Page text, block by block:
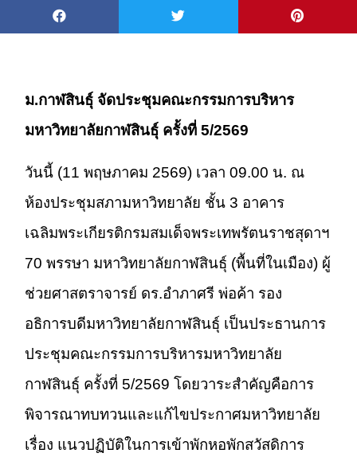
ม.กาฬสินธุ์ จัดประชุมคณะกรรมการบริหาร
มหาวิทยาลัยกาฬสินธุ์ ครั้งที่ 5/2569
วันนี้ (11 พฤษภาคม 2569) เวลา 09.00 น. ณ
ห้องประชุมสภามหาวิทยาลัย ชั้น 3 อาคาร
เฉลิมพระเกียรติกรมสมเด็จพระเทพรัตนราชสุดาฯ
70 พรรษา มหาวิทยาลัยกาฬสินธุ์ (พื้นที่ในเมือง) ผู้
ช่วยศาสตราจารย์ ดร.อำภาศรี พ่อค้า รอง
อธิการบดีมหาวิทยาลัยกาฬสินธุ์ เป็นประธานการ
ประชุมคณะกรรมการบริหารมหาวิทยาลัย
กาฬสินธุ์ ครั้งที่ 5/2569 โดยวาระสำคัญคือการ
พิจารณาทบทวนและแก้ไขประกาศมหาวิทยาลัย
เรื่อง แนวปฏิบัติในการเข้าพักหอพักสวัสดิการ